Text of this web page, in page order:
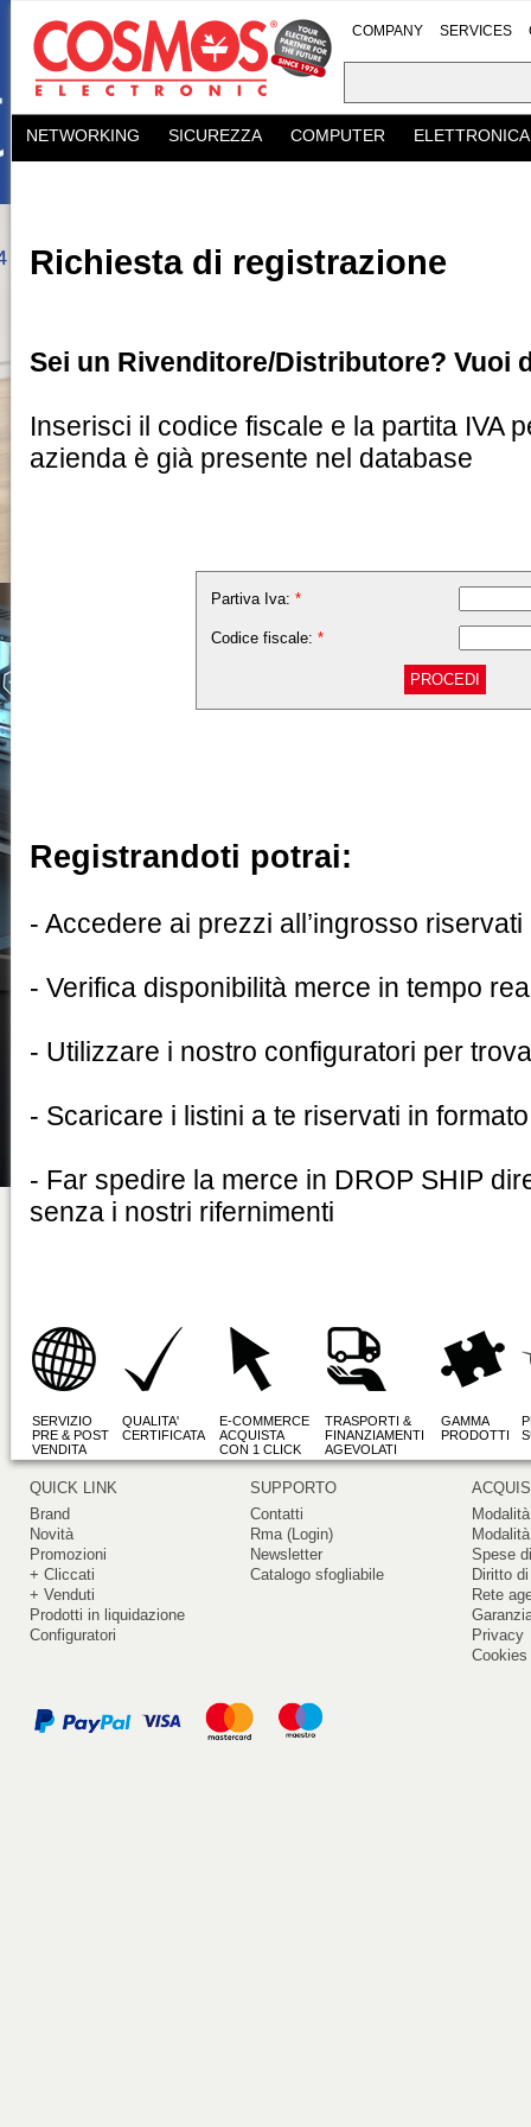
COMPANY SERVICES
NETWORKING SICUREZZA COMPUTER ELETTRONICA
Richiesta di registrazione
Sei un Rivenditore/Distributore? Vuoi
Inserisci il codice fiscale e la partita IVA
azienda è già presente nel database
Partiva Iva: *
Codice fiscale: *
Registrandoti potrai:
- Accedere ai prezzi all’ingrosso riservati
- Verifica disponibilità merce in tempo
- Utilizzare i nostro configuratori per
- Scaricare i listini a te riservati in
- Far spedire la merce in DROP SHIP
senza i nostri rifernimenti
SERVIZIO
PRE & POST
VENDITA
QUALITA'
CERTIFICATA
E-COMMERCE
ACQUISTA
CON 1 CLICK
TRASPORTI &
FINANZIAMENTI
AGEVOLATI
GAMMA
PRODOTTI
QUICK LINK
Brand
Novità
Promozioni
+ Cliccati
+ Venduti
Prodotti in liquidazione
Configuratori
SUPPORTO
Contatti
Rma (Login)
Newsletter
Catalogo sfogliabile
Spese
Diritto
Rete
Privacy